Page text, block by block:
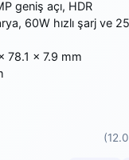
geniş açı, HDR
60W hızlı şarj ve
78.1 x 7.9 mm